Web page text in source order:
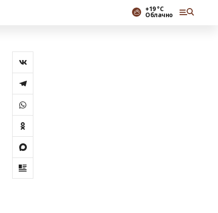
+19 °С
Облачно